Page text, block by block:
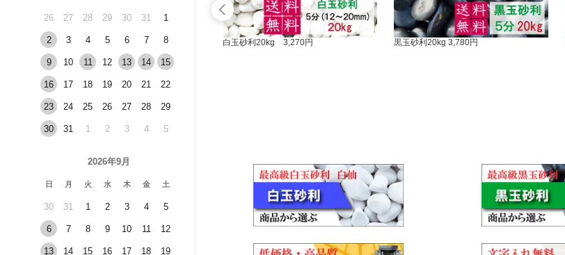
26 27 28 29 30 31 1
2 3 4 5 6 7 8
9 10 11 12 13 14 15
16 17 18 19 20 21 22
23 24 25 26 27 28 29
30 31 1 2 3 4 5
2026年9月
日 月 火 水 木 金 土
30 31 1 2 3 4 5
6 7 8 9 10 11 12
13 14 15 16 17 18 19
ペット位牌 KP-2s 9,600円
白玉砂利20kg 3,270円 黒玉砂利20kg 3,780円